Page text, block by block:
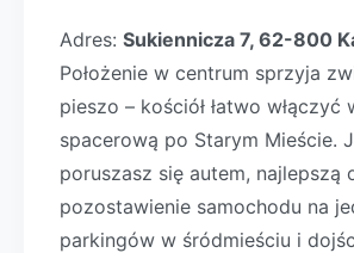
Adres: Sukiennicza 7, 62-800
Położenie w centrum sprzyja
pieszo – kościół łatwo włączyć
spacerową po Starym Mieście.
poruszasz się autem, najlepszą
pozostawienie samochodu na
parkingów w śródmieściu i